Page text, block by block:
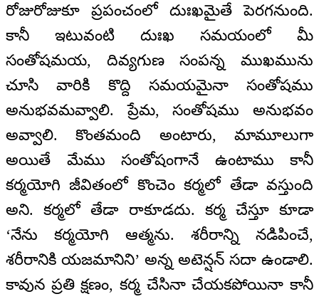
రోజురోజుకూ ప్రపంచంలో దుఃఖమైతే పెరగనుంది.
కానీ ఇటువంటి దుఃఖ సమయంలో మీ
సంతోషమయ, దివ్యగుణ సంపన్న ముఖమును
చూసి వారికి కొద్ది సమయమైనా సంతోషము
అనుభవమవ్వాలి. ప్రేమ, సంతోషము అనుభవం
అవ్వాలి. కొంతమంది అంటారు, మామూలుగా
అయితే మేము సంతోషంగానే ఉంటాము కానీ
కర్మయోగి జీవితంలో కొంచెం కర్మలో తేడా వస్తుంది
అని. కర్మలో తేడా రాకూడదు. కర్మ చేస్తూ కూడా
‘నేను కర్మయోగి ఆత్మను. శరీరాన్ని నడిపించే,
శరీరానికి యజమానిని’ అన్న అటెన్షన్ సదా ఉండాలి.
కావున ప్రతి క్షణం, కర్మ చేసినా చేయకపోయినా కానీ